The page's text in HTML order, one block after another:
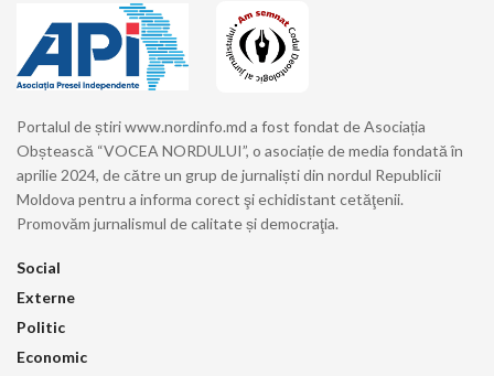
Portalul de știri www.nordinfo.md a fost fondat de Asociația
Obștească “VOCEA NORDULUI”, o asociație de media fondată în
aprilie 2024, de către un grup de jurnaliști din nordul Republicii
Moldova pentru a informa corect şi echidistant cetăţenii.
Promovăm jurnalismul de calitate și democraţia.
Social
Externe
Politic
Economic